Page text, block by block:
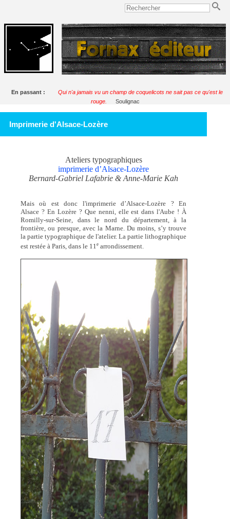
En passant :
Qui n'a jamais vu un champ de coquelicots ne sait pas ce qu'est le
rouge.
Soulignac
Imprimerie d'Alsace-Lozère
Ateliers typographiques
imprimerie d’Alsace-Lozère
Bernard-Gabriel Lafabrie & Anne-Marie Kah
Mais où est donc l'imprimerie d’Alsace-Lozère ? En
Alsace ? En Lozère ? Que nenni, elle est dans l'Aube ! À
Romilly-sur-Seine, dans le nord du département, à la
frontière, ou presque, avec la Marne. Du moins, s’y trouve
la partie typographique de l'atelier. La partie lithographique
est restée à Paris, dans le 11earrondissement.